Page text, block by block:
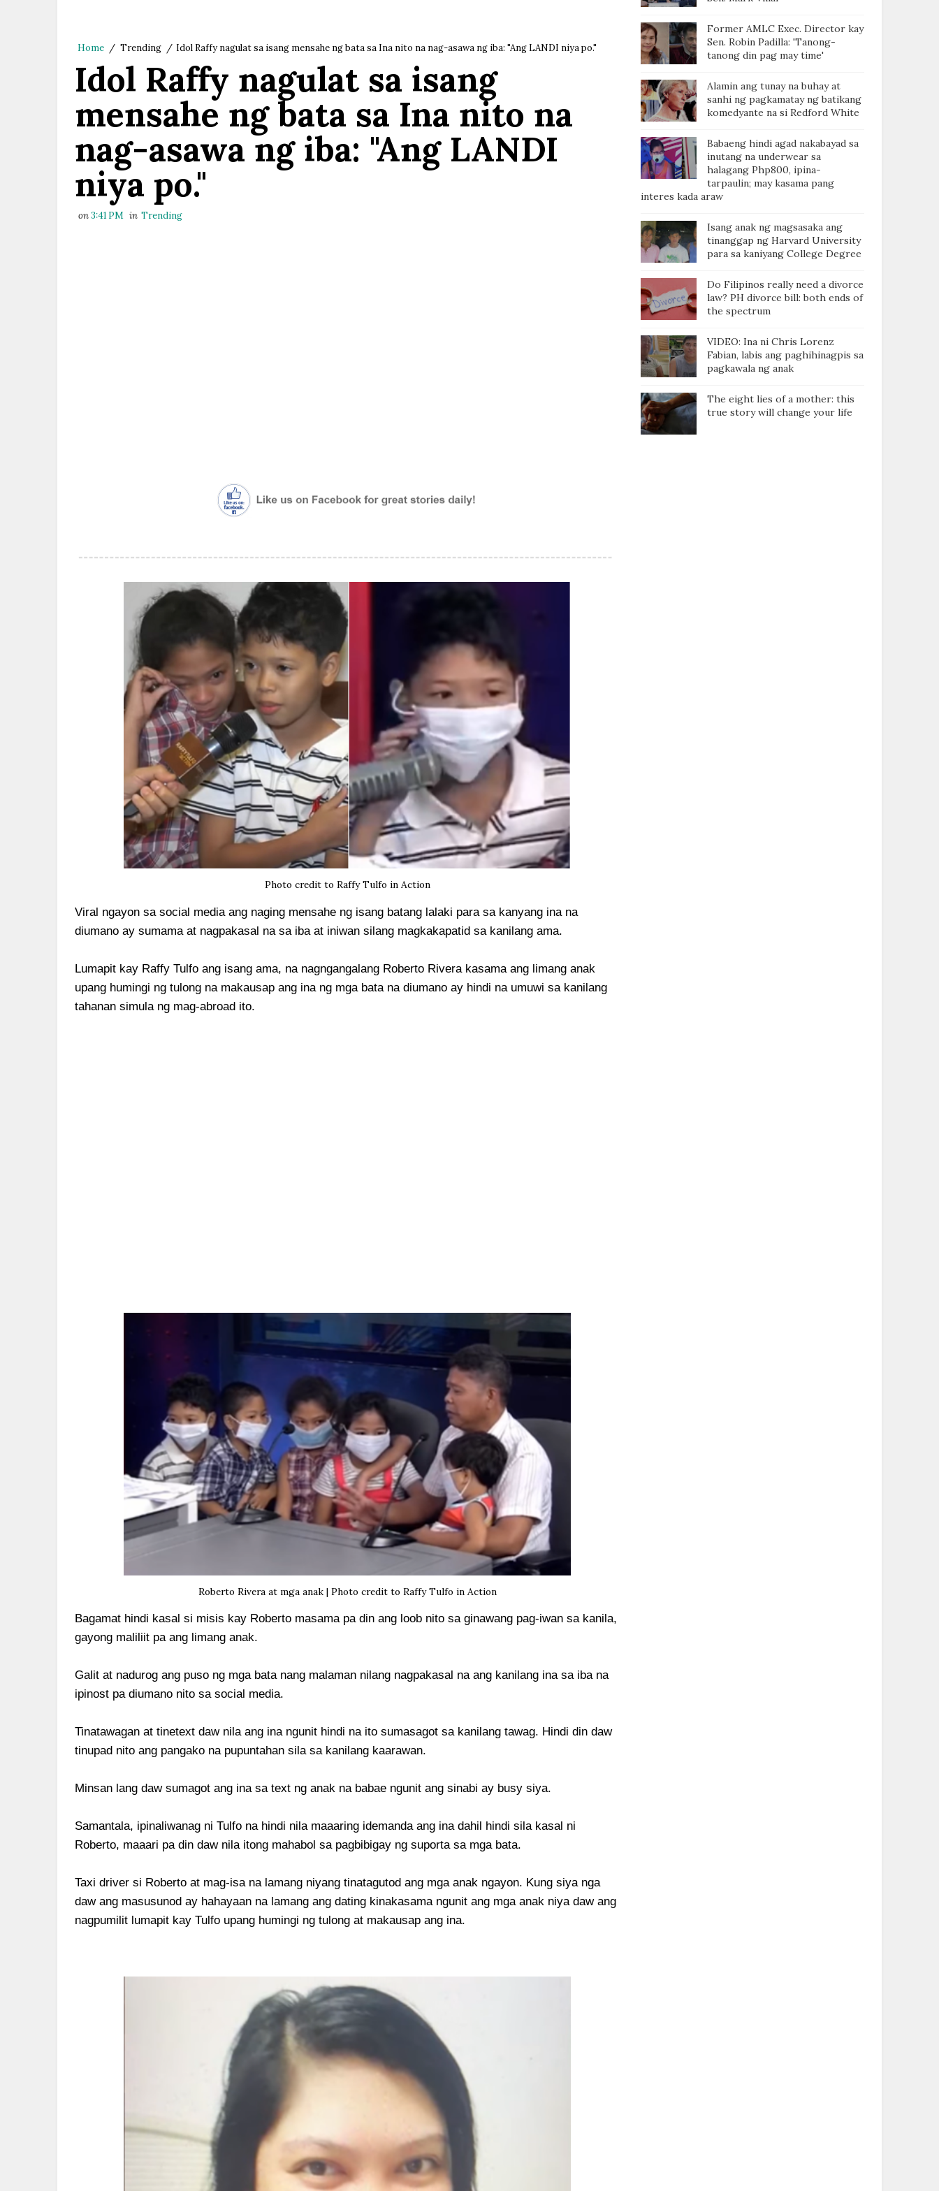
Home / Trending / Idol Raffy nagulat sa isang mensahe ng bata sa Ina nito na nag-asawa ng iba: "Ang LANDI niya po."
Idol Raffy nagulat sa isang
mensahe ng bata sa Ina nito na
nag-asawa ng iba: "Ang LANDI
niya po."
on3:41 PM in Trending
Photo credit to Raffy Tulfo in Action
Viral ngayon sa social media ang naging mensahe ng isang batang lalaki para sa kanyang ina na
diumano ay sumama at nagpakasal na sa iba at iniwan silang magkakapatid sa kanilang ama.
Lumapit kay Raffy Tulfo ang isang ama, na nagngangalang Roberto Rivera kasama ang limang anak
upang humingi ng tulong na makausap ang ina ng mga bata na diumano ay hindi na umuwi sa kanilang
tahanan simula ng mag-abroad ito.
Roberto Rivera at mga anak | Photo credit to Raffy Tulfo in Action
Bagamat hindi kasal si misis kay Roberto masama pa din ang loob nito sa ginawang pag-iwan sa kanila,
gayong maliliit pa ang limang anak.
Galit at nadurog ang puso ng mga bata nang malaman nilang nagpakasal na ang kanilang ina sa iba na
ipinost pa diumano nito sa social media.
Tinatawagan at tinetext daw nila ang ina ngunit hindi na ito sumasagot sa kanilang tawag. Hindi din daw
tinupad nito ang pangako na pupuntahan sila sa kanilang kaarawan.
Minsan lang daw sumagot ang ina sa text ng anak na babae ngunit ang sinabi ay busy siya.
Samantala, ipinaliwanag ni Tulfo na hindi nila maaaring idemanda ang ina dahil hindi sila kasal ni
Roberto, maaari pa din daw nila itong mahabol sa pagbibigay ng suporta sa mga bata.
Taxi driver si Roberto at mag-isa na lamang niyang tinatagutod ang mga anak ngayon. Kung siya nga
daw ang masusunod ay hahayaan na lamang ang dating kinakasama ngunit ang mga anak niya daw ang
nagpumilit lumapit kay Tulfo upang humingi ng tulong at makausap ang ina.
Former AMLC Exec. Director kay
Sen. Robin Padilla: 'Tanong-
tanong din pag may time'
Alamin ang tunay na buhay at
sanhi ng pagkamatay ng batikang
komedyante na si Redford White
Babaeng hindi agad nakabayad sa
inutang na underwear sa
halagang Php800, ipina-
tarpaulin; may kasama pang
interes kada araw
Isang anak ng magsasaka ang
tinanggap ng Harvard University
para sa kaniyang College Degree
Do Filipinos really need a divorce
law? PH divorce bill: both ends of
the spectrum
VIDEO: Ina ni Chris Lorenz
Fabian, labis ang paghihinagpis sa
pagkawala ng anak
The eight lies of a mother: this
true story will change your life